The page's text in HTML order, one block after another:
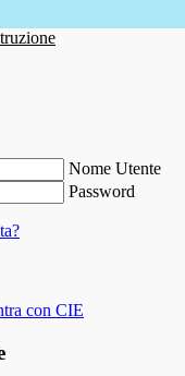
Nome Utente
Password
con CIE